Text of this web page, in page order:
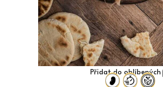
Přidat do oblíbených